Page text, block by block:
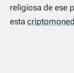
religiosa de ese
esta